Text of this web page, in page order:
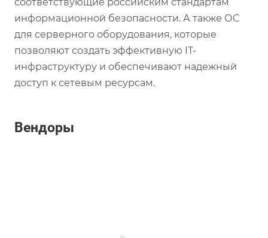
информационной безопасности. А также ОС
для серверного оборудования, которые
позволяют создать эффективную IT-
инфраструктуру и обеспечивают надежный
доступ к сетевым ресурсам.
Вендоры